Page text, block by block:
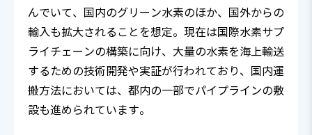
んでいて、国内のグリーン水素のほか、国外からの
輸入も拡大されることを想定。現在は国際水素サプ
ライチェーンの構築に向け、大量の水素を海上輸送
するための技術開発や実証が行われており、国内運
搬方法においては、都内の一部でパイプラインの敷
設も進められています。